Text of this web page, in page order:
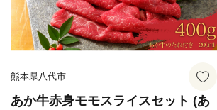
熊本県八代市
あか牛赤身モモスライスセット (あ